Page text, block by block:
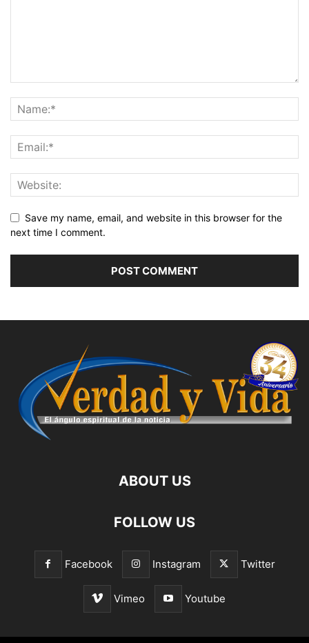
Save my name, email, and website in this browser for the
next time I comment.
ABOUT US
FOLLOW US
Facebook Instagram Twitter
Vimeo Youtube